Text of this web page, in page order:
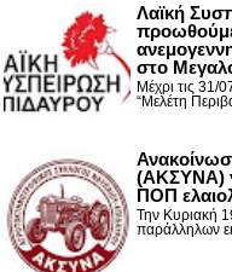
Λαϊκή
στο
Μέχρι τις 31/
“Μελέτη
(ΑΚΣΥΝΑ)
ΠΟΠ
Την Κυριακή
παράλληλων